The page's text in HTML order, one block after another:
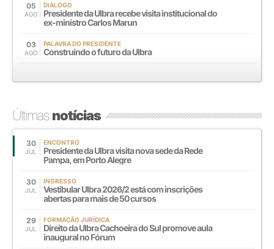
05
AGO
DIÁLOGO
Presidente da Ulbra recebe visita institucional do
ex-ministro Carlos Marun
03
AGO
PALAVRA DO PRESIDENTE
Construindo o futuro da Ulbra
Últimasnotícias
30
JUL
ENCONTRO
Presidente da Ulbra visita nova sede da Rede
Pampa, em Porto Alegre
30
JUL
INGRESSO
Vestibular Ulbra 2026/2 está com inscrições
abertas para mais de 50 cursos
29
JUL
FORMAÇÃO JURÍDICA
Direito da Ulbra Cachoeira do Sul promove aula
inaugural no Fórum